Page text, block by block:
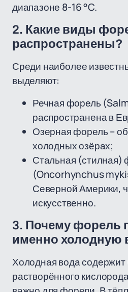
диапазоне 8-16 °C.
2. Какие виды
распространены?
Среди наиболее
выделяют:
Речная форель
распространена в
Озерная форель –
холодных озёрах;
Стальная (стилная)
(Oncorhynchus
Северной Америки,
искусственно.
3. Почему форель
именно холодную
Холодная вода
растворённого